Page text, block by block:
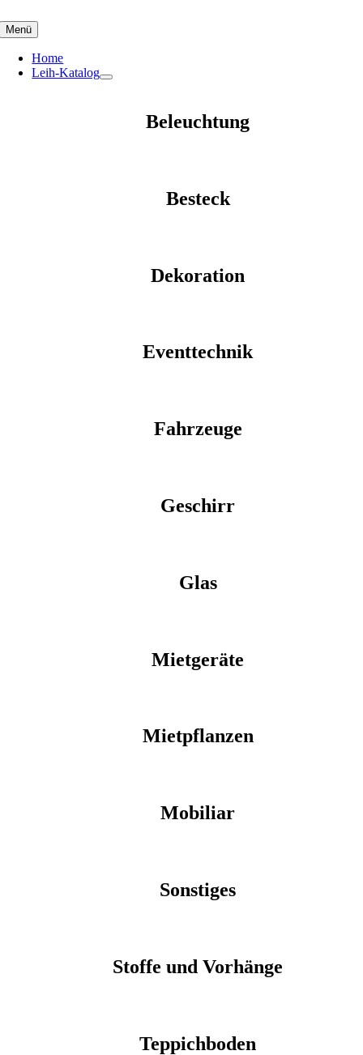
to
content
Menü
Home
Leih-Katalog
Beleuchtung
Besteck
Dekoration
Eventtechnik
Fahrzeuge
Geschirr
Glas
Mietgeräte
Mietpflanzen
Mobiliar
Sonstiges
Stoffe und Vorhänge
Teppichboden